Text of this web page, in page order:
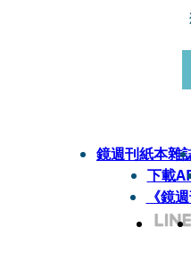
鏡週刊紙本雜
下載
《鏡